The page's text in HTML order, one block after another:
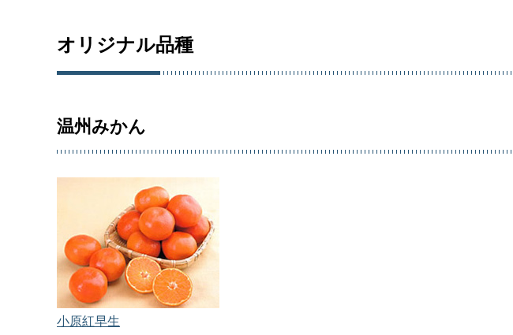
オリジナル品種
温州みかん
小原紅早生